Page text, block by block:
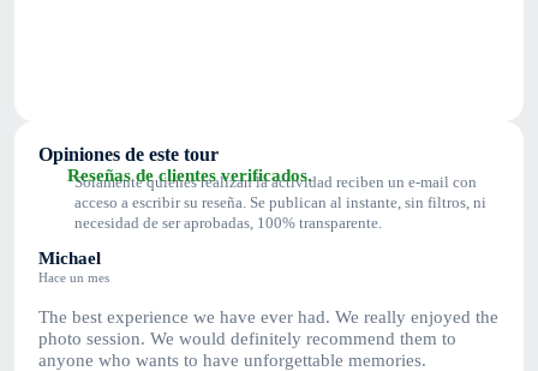
Opiniones de este tour
Reseñas de clientes verificados.
Solamente quienes realizan la actividad reciben un e-mail con
acceso a escribir su reseña. Se publican al instante, sin filtros, ni
necesidad de ser aprobadas, 100% transparente.
Michael
Hace un mes
The best experience we have ever had. We really enjoyed the
photo session. We would definitely recommend them to
anyone who wants to have unforgettable memories.